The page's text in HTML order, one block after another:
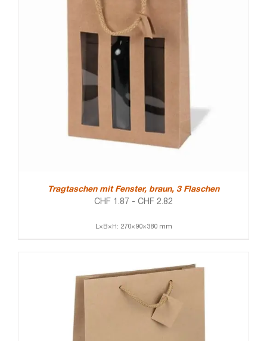
Tragtaschen mit Fenster, braun, 3 Flaschen
CHF 1.87 - CHF 2.82
L×B×H: 270×90×380 mm